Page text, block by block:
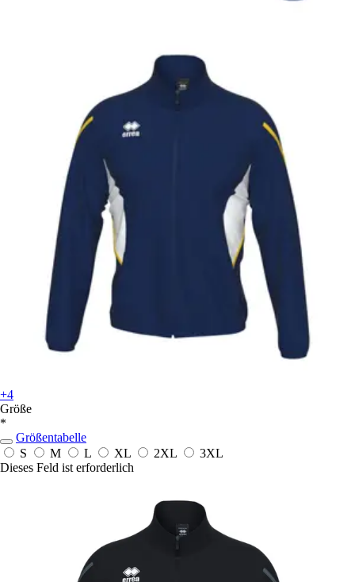
+4
Größe
*
Größentabelle
S
M L XL 2XL
3XL
Dieses Feld ist erforderlich